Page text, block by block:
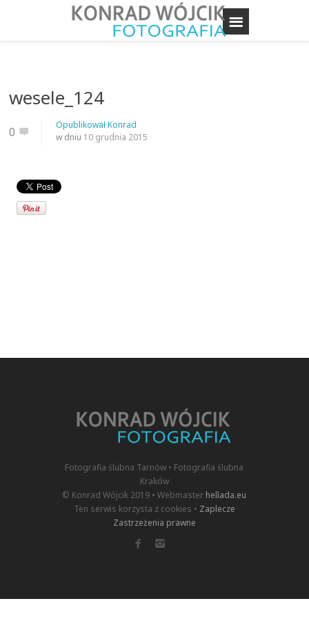
wesele_124
0 OpublikowałKonrad
w dniu 10 grudnia 2015
Fotografia ślubna Tarnów • Fotografia ślubna
Kraków
© Konrad Wójcik 2019 • Webmaster hellada.eu
Ten serwis korzysta z cookies • Zaplecze
Zastrzeżenia prawne